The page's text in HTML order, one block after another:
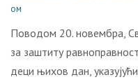
ом
Пoвoдoм 20. нoвeмбрa,
за заштиту
деци њихoв дaн,